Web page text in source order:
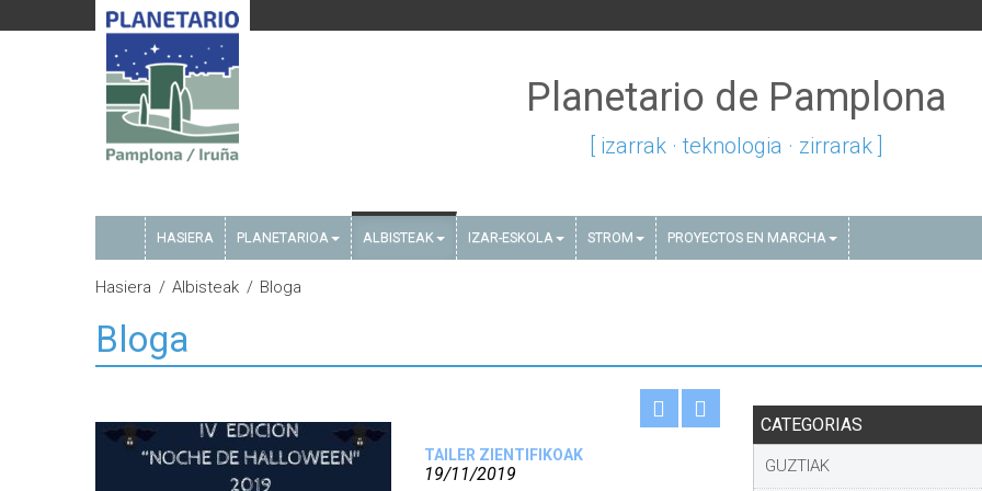
Planetario de Pamplona
[ izarrak · teknologia · zirrarak ]
HASIERA PLANETARIOA ALBISTEAK IZAR-ESKOLA STROM PROYECTOS EN MARCHA
Hasiera Albisteak Bloga
Bloga
TAILER ZIENTIFIKOAK
19/11/2019
CATEGORIAS
GUZTIAK